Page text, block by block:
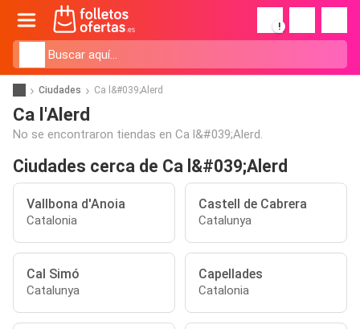
!
Ciudades Ca l&#039;Alerd
Ca l'Alerd
No se encontraron tiendas en Ca l&#039;Alerd.
Ciudades cerca de Ca l&#039;Alerd
Vallbona d'Anoia
Catalonia
Castell de Cabrera
Catalunya
Cal Simó
Catalunya
Capellades
Catalonia